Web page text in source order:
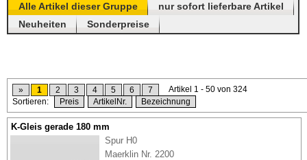
Alle Artikel dieser Gruppe
nur sofort lieferbare Artikel
Neuheiten
Sonderpreise
» 1 2 3 4 5 6 7
Artikel 1 - 50 von 324
Sortieren:
Preis ArtikelNr. Bezeichnung
K-Gleis gerade 180 mm
Spur H0
Maerklin Nr. 2200